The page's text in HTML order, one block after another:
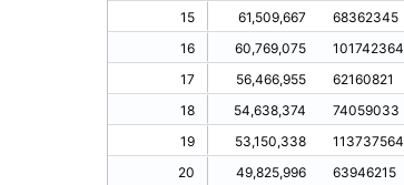
15
16
17
18
19
20
61,509,667
68362345
60,769,075
101742364
56,466,955
62160821
54,638,374
74059033
53,150,338
113737564
49,825,996
63946215